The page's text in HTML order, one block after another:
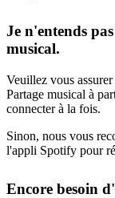
Je n'entends
musical.
Veuillez vous
Partage musical à
connecter à la fois.
Sinon, nous vous
l'appli Spotify pour
Encore besoin